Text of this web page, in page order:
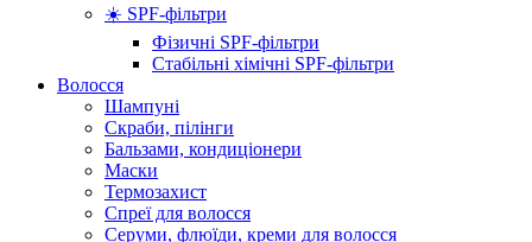
☀️ SPF-фільтри
Фізичні SPF-фільтри
Стабільні хімічні SPF-фільтри
Волосся
Шампуні
Скраби, пілінги
Бальзами, кондиціонери
Маски
Термозахист
Спреї для волосся
Серуми, флюїди, креми для волосся